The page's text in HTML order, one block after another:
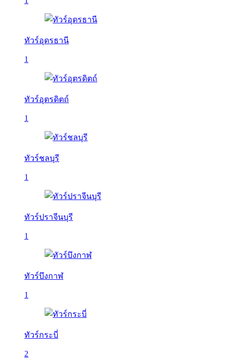
ทัวร์อุดรธานี
1
ทัวร์อุตรดิตถ์
1
ทัวร์ชลบุรี
1
ทัวร์ปราจีนบุรี
1
ทัวร์บึงกาฬ
1
ทัวร์กระบี่
2